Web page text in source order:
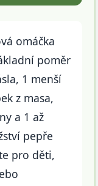
omáčka
poměr
1 menší
z masa,
a 1 až
pepře
pro děti,